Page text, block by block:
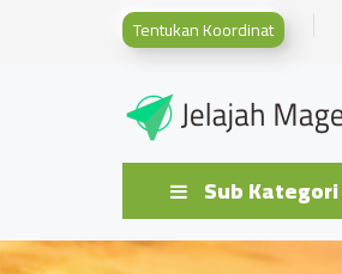
Tentukan Koordinat
Sub Kategori